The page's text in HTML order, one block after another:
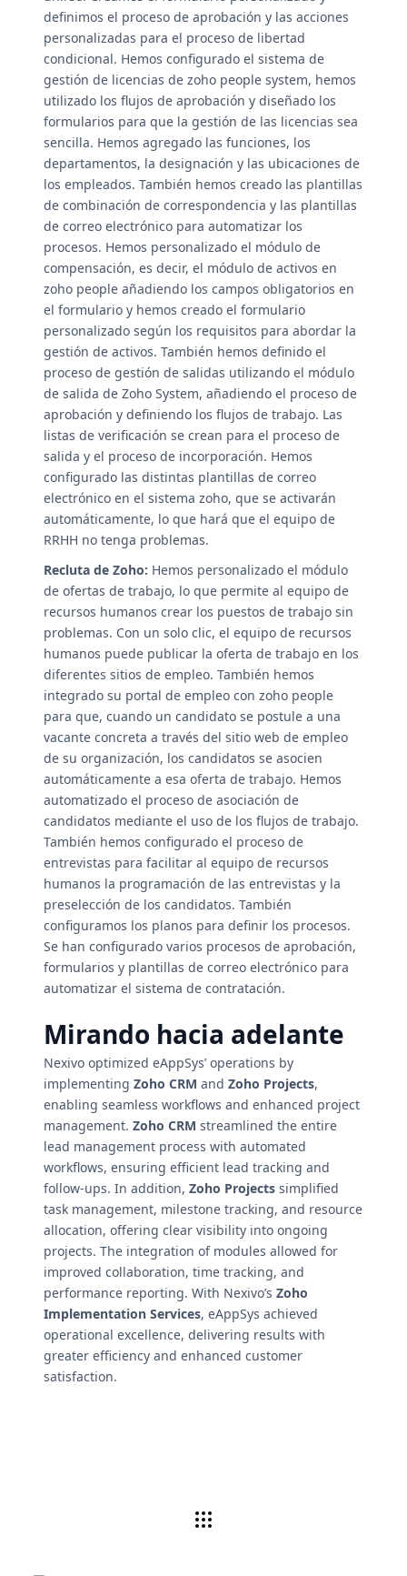
definimos el proceso de aprobación y las acciones
personalizadas para el proceso de libertad
condicional. Hemos configurado el sistema de
gestión de licencias de zoho people system, hemos
utilizado los flujos de aprobación y diseñado los
formularios para que la gestión de las licencias sea
sencilla. Hemos agregado las funciones, los
departamentos, la designación y las ubicaciones de
los empleados. También hemos creado las plantillas
de combinación de correspondencia y las plantillas
de correo electrónico para automatizar los
procesos. Hemos personalizado el módulo de
compensación, es decir, el módulo de activos en
zoho people añadiendo los campos obligatorios en
el formulario y hemos creado el formulario
personalizado según los requisitos para abordar la
gestión de activos. También hemos definido el
proceso de gestión de salidas utilizando el módulo
de salida de Zoho System, añadiendo el proceso de
aprobación y definiendo los flujos de trabajo. Las
listas de verificación se crean para el proceso de
salida y el proceso de incorporación. Hemos
configurado las distintas plantillas de correo
electrónico en el sistema zoho, que se activarán
automáticamente, lo que hará que el equipo de
RRHH no tenga problemas.
Recluta de Zoho: Hemos personalizado el módulo
de ofertas de trabajo, lo que permite al equipo de
recursos humanos crear los puestos de trabajo sin
problemas. Con un solo clic, el equipo de recursos
humanos puede publicar la oferta de trabajo en los
diferentes sitios de empleo. También hemos
integrado su portal de empleo con zoho people
para que, cuando un candidato se postule a una
vacante concreta a través del sitio web de empleo
de su organización, los candidatos se asocien
automáticamente a esa oferta de trabajo. Hemos
automatizado el proceso de asociación de
candidatos mediante el uso de los flujos de trabajo.
También hemos configurado el proceso de
entrevistas para facilitar al equipo de recursos
humanos la programación de las entrevistas y la
preselección de los candidatos. También
configuramos los planos para definir los procesos.
Se han configurado varios procesos de aprobación,
formularios y plantillas de correo electrónico para
automatizar el sistema de contratación.
Mirando hacia adelante
Nexivo optimized eAppSys’ operations by
implementing Zoho CRM and Zoho Projects,
enabling seamless workflows and enhanced project
management. Zoho CRM streamlined the entire
lead management process with automated
workflows, ensuring efficient lead tracking and
follow-ups. In addition, Zoho Projects simplified
task management, milestone tracking, and resource
allocation, offering clear visibility into ongoing
projects. The integration of modules allowed for
improved collaboration, time tracking, and
performance reporting. With Nexivo’s Zoho
Implementation Services, eAppSys achieved
operational excellence, delivering results with
greater efficiency and enhanced customer
satisfaction.